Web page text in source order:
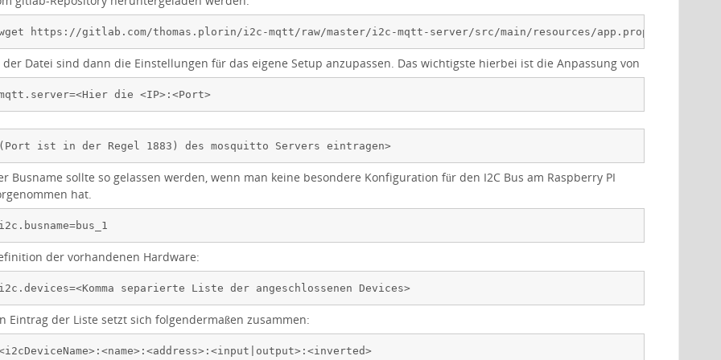
https://gitlab.com/thomas.plorin/i2c-mqtt/raw/master/i2c-mqtt-server/src/main/resources/app.properties
der Datei sind dann die Einstellungen für das eigene Setup anzupassen. Das wichtigste hierbei ist die Anpassung von
die <IP>:<Port>
ist in der Regel 1883) des mosquitto Servers eintragen>
Busname sollte so gelassen werden, wenn man keine besondere Konfiguration für den I2C Bus am Raspberry PI
hat.
der vorhandenen Hardware:
separierte Liste der angeschlossenen Devices>
Eintrag der Liste setzt sich folgendermaßen zusammen: